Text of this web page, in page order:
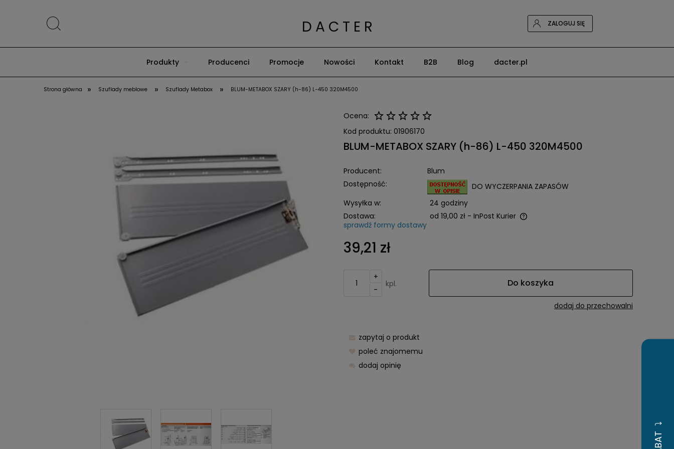
D A C T E R ZALOGUJ SIĘ
Produkty Producenci Promocje Nowości Kontakt B2B Blog dacter.pl
Strona główna » Szuflady meblowe » Szuflady Metabox » BLUM-METABOX SZARY (h-86) L-450 320M4500
Ocena:
Kod produktu: 01906170
BLUM-METABOX SZARY (h-86) L-450 320M4500
Producent:
Blum
Dostępność:
DO WYCZERPANIA ZAPASÓW
Wysyłka w:
24 godziny
Dostawa:
od 19,00 zł - InPost Kurier
sprawdź formy dostawy
39,21 zł
+
-
kpl. Do koszyka
dodaj do przechowalni
zapytaj o produkt
poleć znajomemu
dodaj opinię